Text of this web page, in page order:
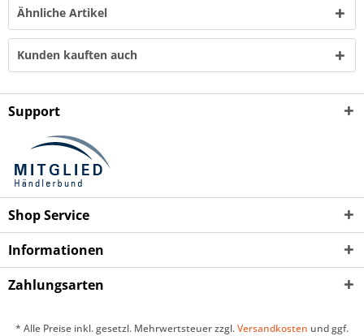
Ähnliche Artikel
Kunden kauften auch
Support
Shop Service
Informationen
Zahlungsarten
* Alle Preise inkl. gesetzl. Mehrwertsteuer zzgl.Versandkosten und ggf.